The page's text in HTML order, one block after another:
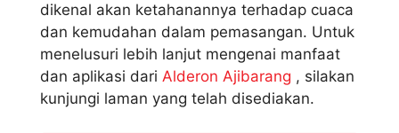
dikenal akan ketahanannya terhadap cuaca
dan kemudahan dalam pemasangan. Untuk
menelusuri lebih lanjut mengenai manfaat
dan aplikasi dari Alderon Ajibarang , silakan
kunjungi laman yang telah disediakan.